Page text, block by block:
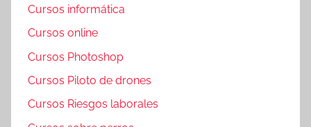
Cursos informática
Cursos online
Cursos Photoshop
Cursos Piloto de drones
Cursos Riesgos laborales